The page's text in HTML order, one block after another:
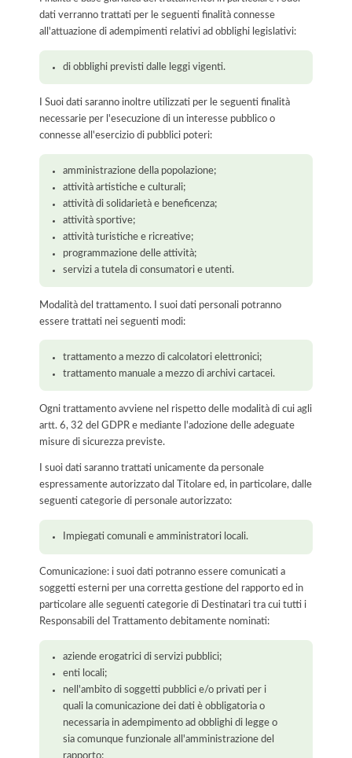
dati verranno trattati per le seguenti finalità connesse
all'attuazione di adempimenti relativi ad obblighi legislativi:
di obblighi previsti dalle leggi vigenti.
I Suoi dati saranno inoltre utilizzati per le seguenti finalità
necessarie per l'esecuzione di un interesse pubblico o
connesse all'esercizio di pubblici poteri:
amministrazione della popolazione;
attività artistiche e culturali;
attività di solidarietà e beneficenza;
attività sportive;
attività turistiche e ricreative;
programmazione delle attività;
servizi a tutela di consumatori e utenti.
Modalità del trattamento. I suoi dati personali potranno
essere trattati nei seguenti modi:
trattamento a mezzo di calcolatori elettronici;
trattamento manuale a mezzo di archivi cartacei.
Ogni trattamento avviene nel rispetto delle modalità di cui agli
artt. 6, 32 del GDPR e mediante l'adozione delle adeguate
misure di sicurezza previste.
I suoi dati saranno trattati unicamente da personale
espressamente autorizzato dal Titolare ed, in particolare, dalle
seguenti categorie di personale autorizzato:
Impiegati comunali e amministratori locali.
Comunicazione: i suoi dati potranno essere comunicati a
soggetti esterni per una corretta gestione del rapporto ed in
particolare alle seguenti categorie di Destinatari tra cui tutti i
Responsabili del Trattamento debitamente nominati:
aziende erogatrici di servizi pubblici;
enti locali;
nell'ambito di soggetti pubblici e/o privati per i
quali la comunicazione dei dati è obbligatoria o
necessaria in adempimento ad obblighi di legge o
sia comunque funzionale all'amministrazione del
rapporto;